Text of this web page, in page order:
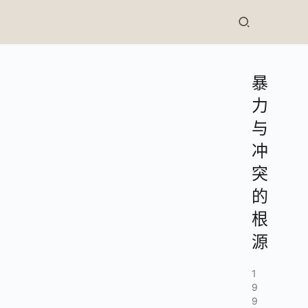
暴
力
与
冲
突
的
根
源
1
9
9